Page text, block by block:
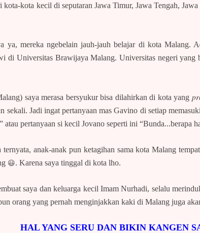
kota-kota kecil di seputaran Jawa Timur, Jawa Tengah,
ya, mereka ngebelain jauh-jauh belajar di kota Malang.
di Universitas Brawijaya Malang. Universitas negeri
saya merasa bersyukur bisa dilahirkan di kota yang
sekali. Jadi ingat pertanyaan mas Gavino di setiap
atau pertanyaan si kecil Jovano seperti ini “Bunda...berapa
ternyata, anak-anak pun ketagihan sama kota Malang
😃. Karena saya tinggal di kota lho.
saya dan keluarga kecil Imam Nurhadi, selalu
orang yang pernah menginjakkan kaki di Malang juga
HAL YANG SERU DAN BIKIN KANGEN